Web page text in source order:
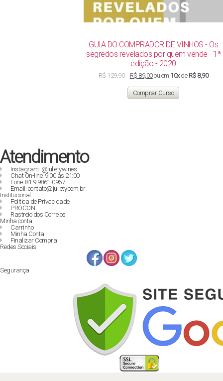
GUIA DO COMPRADOR DE VINHOS - Os
segredos revelados por quem vende - 1ª
edição - 2020
R$129,90
original
era:
R$ 129,90.
R$ 89,00O
atual
é:
R$ 89,00.
ou em 10xde R$ 8,90
Comprar Curso
Atendimento
Instagram: @julietywines
Chat On-line: 9:00 às 21:00
Fone: 81 9 9861-0967
Email: contato@juliety.com.br
Institucional
Política de Privacidade
PROCON
Rastreio dos Correios
Minha conta
Carrinho
Minha Conta
Finalizar Compra
Redes Sociais
Segurança